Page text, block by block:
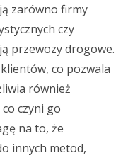
zarówno firmy
czy
przewozy drogowe.
co pozwala
również
czyni go
na to, że
innych metod,